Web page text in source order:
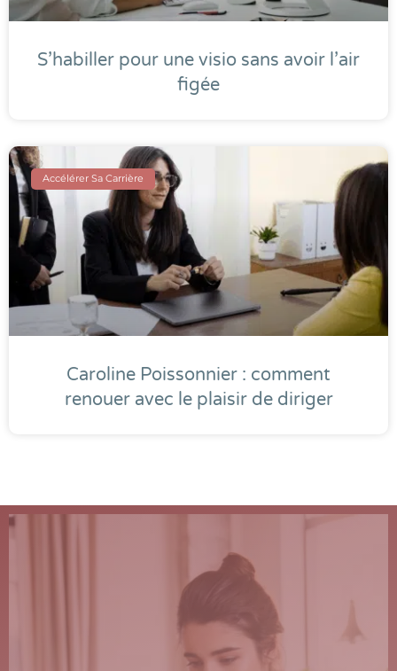
S’habiller pour une visio sans avoir l’air
figée
Accélérer Sa Carrière
Caroline Poissonnier : comment
renouer avec le plaisir de diriger